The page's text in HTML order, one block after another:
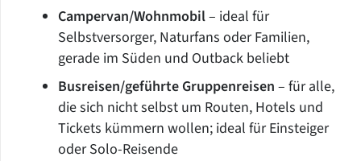
Campervan/Wohnmobil– ideal für
Selbstversorger, Naturfans oder Familien,
gerade im Süden und Outback beliebt
Busreisen/geführte Gruppenreisen – für alle,
die sich nicht selbst um Routen, Hotels und
Tickets kümmern wollen; ideal für Einsteiger
oder Solo-Reisende